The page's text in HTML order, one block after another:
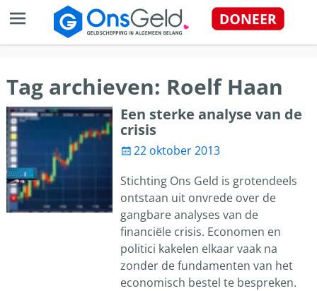
Tag archieven: Roelf Haan
Een sterke analyse van de
crisis
22 oktober 2013
Stichting Ons Geld is grotendeels
ontstaan uit onvrede over de
gangbare analyses van de
financiële crisis. Economen en
politici kakelen elkaar vaak na
zonder de fundamenten van het
economisch bestel te bespreken.